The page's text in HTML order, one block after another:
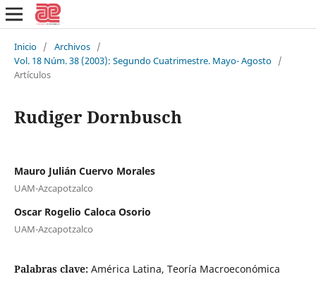
Inicio / Archivos /
Vol. 18 Núm. 38 (2003): Segundo Cuatrimestre. Mayo- Agosto /
Artículos
Rudiger Dornbusch
Mauro Julián Cuervo Morales
UAM-Azcapotzalco
Oscar Rogelio Caloca Osorio
UAM-Azcapotzalco
Palabras clave: América Latina, Teoría Macroeconómica